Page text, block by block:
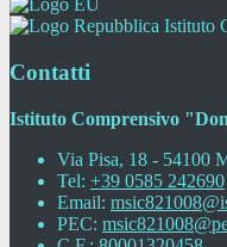
Istituto
Contatti
Istituto Comprensivo
Via Pisa, 18 - 54100
Tel: +39 0585 242690
Email:
PEC: